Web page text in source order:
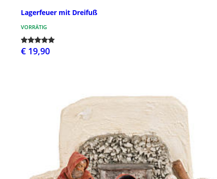
Lagerfeuer mit Dreifuß
VORRÄTIG
€ 19,90